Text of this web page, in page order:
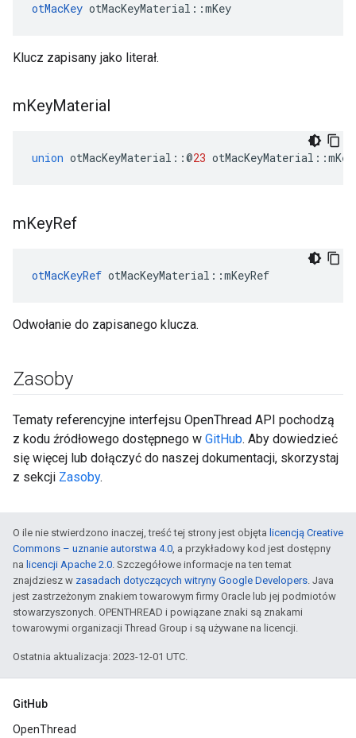
otMacKey otMacKeyMaterial ::mKey
Klucz zapisany jako literał.
mKeyMaterial
union otMacKeyMaterial ::@23 otMacKeyMaterial ::
mKeyRef
otMacKeyRef otMacKeyMaterial ::mKeyRef
Odwołanie do zapisanego klucza.
Zasoby
Tematy referencyjne interfejsu OpenThread API pochodzą
z kodu źródłowego dostępnego w GitHub. Aby dowiedzieć
się więcej lub dołączyć do naszej dokumentacji, skorzystaj
z sekcji Zasoby.
O ile nie stwierdzono inaczej, treść tej strony jest objęta licencją Creative
Commons – uznanie autorstwa 4.0, a przykładowy kod jest dostępny
na licencji Apache 2.0. Szczegółowe informacje na ten temat
znajdziesz w zasadach dotyczących witryny Google Developers. Java
jest zastrzeżonym znakiem towarowym firmy Oracle lub jej podmiotów
stowarzyszonych. OPENTHREAD i powiązane znaki są znakami
towarowymi organizacji Thread Group i są używane na licencji.
Ostatnia aktualizacja: 2023-12-01 UTC.
GitHub
OpenThread